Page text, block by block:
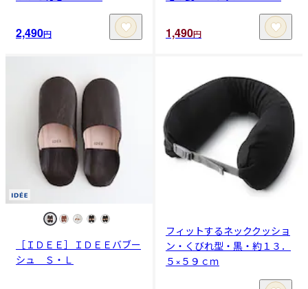
2,490円 1,490円
［ＩＤＥＥ］ＩＤＥＥバブー
シュ Ｓ・Ｌ
フィットするネッククッショ
ン・くびれ型・黒・約１３．
５×５９ｃｍ